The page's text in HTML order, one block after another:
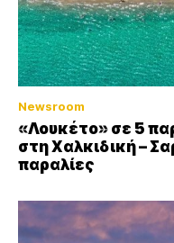
Newsroom
«Λουκέτο» σε 5
στη Χαλκιδική –
παραλίες